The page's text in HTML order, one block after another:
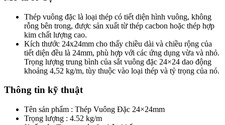
Thép vuông đặc là loại thép có tiết diện hình vuông, không
rỗng bên trong, được sản xuất từ thép cacbon hoặc thép hợp
kim chất lượng cao.
Kích thước 24x24mm cho thấy chiều dài và chiều rộng của
tiết diện đều là 24mm, phù hợp với các ứng dụng vừa và nhỏ.
Trọng lượng trung bình của sắt vuông đặc 24×24 dao động
khoảng 4,52 kg/m, tùy thuộc vào loại thép và tỷ trọng của nó.
Thông tin kỹ thuật
Tên sản phẩm : Thép Vuông Đặc 24×24mm
Trọng lượng : 4.52 kg/m